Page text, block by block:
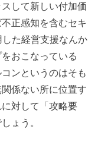
して新しい付加価
正感知を含むセキ
た経営支援なんか
おこなっている
ンというのはそも
係ない所に位置す
対して「攻略要
ょう。